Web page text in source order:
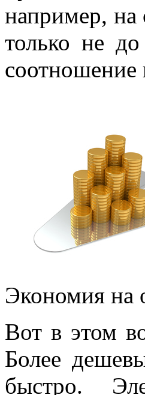
например, на
только не
соотношение
Экономия на
Вот в этом
Более
быстро.